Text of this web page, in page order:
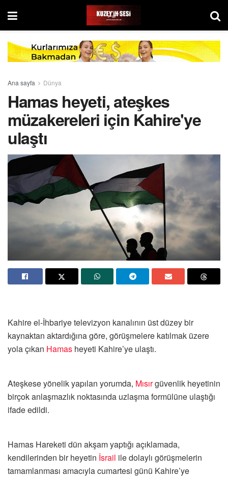
Ana sayfa Dünya
Hamas heyeti, ateşkes
müzakereleri için Kahire'ye
ulaştı
Kahire el-İhbariye televizyon kanalının üst düzey bir
kaynaktan aktardığına göre, görüşmelere katılmak üzere
yola çıkan Hamas heyeti Kahire’ye ulaştı.
Ateşkese yönelik yapılan yorumda, Mısırgüvenlik heyetinin
birçok anlaşmazlık noktasında uzlaşma formülüne ulaştığı
ifade edildi.
Hamas Hareketi dün akşam yaptığı açıklamada,
kendilerinden bir heyetin İsrail ile dolaylı görüşmelerin
tamamlanması amacıyla cumartesi günü Kahire’ye